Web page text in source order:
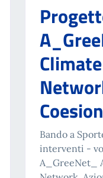
Bando a
interventi -
A_GreeNet_